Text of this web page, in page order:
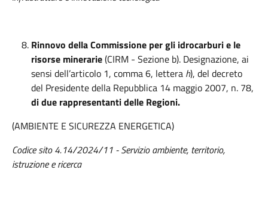
Rinnovo della Commissione per gli idrocarburi e le
risorse minerarie(CIRM - Sezione b). Designazione, ai
sensi dell’articolo 1, comma 6, lettera h), del decreto
del Presidente della Repubblica 14 maggio 2007, n. 78,
di due rappresentanti delle Regioni.
(AMBIENTE E SICUREZZA ENERGETICA)
Codice sito 4.14/2024/11 - Servizio ambiente, territorio,
istruzione e ricerca